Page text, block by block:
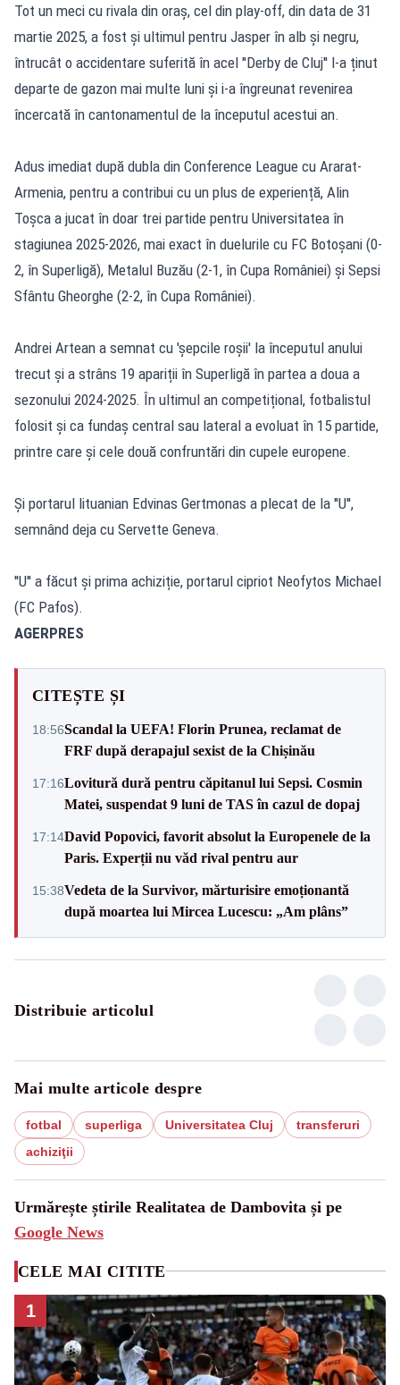
Tot un meci cu rivala din oraș, cel din play-off, din data de 31
martie 2025, a fost și ultimul pentru Jasper în alb și negru,
întrucât o accidentare suferită în acel ''Derby de Cluj'' l-a ținut
departe de gazon mai multe luni și i-a îngreunat revenirea
încercată în cantonamentul de la începutul acestui an.
Adus imediat după dubla din Conference League cu Ararat-
Armenia, pentru a contribui cu un plus de experiență, Alin
Toșca a jucat în doar trei partide pentru Universitatea în
stagiunea 2025-2026, mai exact în duelurile cu FC Botoșani (0-
2, în Superligă), Metalul Buzău (2-1, în Cupa României) și Sepsi
Sfântu Gheorghe (2-2, în Cupa României).
Andrei Artean a semnat cu 'șepcile roșii' la începutul anului
trecut și a strâns 19 apariții în Superligă în partea a doua a
sezonului 2024-2025. În ultimul an competițional, fotbalistul
folosit și ca fundaș central sau lateral a evoluat în 15 partide,
printre care și cele două confruntări din cupele europene.
Și portarul lituanian Edvinas Gertmonas a plecat de la ''U'',
semnând deja cu Servette Geneva.
''U'' a făcut și prima achiziție, portarul cipriot Neofytos Michael
(FC Pafos).
AGERPRES
CITEȘTE ȘI
18:56Scandal la UEFA! Florin Prunea, reclamat de
FRF după derapajul sexist de la Chișinău
17:16Lovitură dură pentru căpitanul lui Sepsi. Cosmin
Matei, suspendat 9 luni de TAS în cazul de dopaj
17:14David Popovici, favorit absolut la Europenele de la
Paris. Experții nu văd rival pentru aur
15:38Vedeta de la Survivor, mărturisire emoționantă
după moartea lui Mircea Lucescu: „Am plâns”
Distribuie articolul
Mai multe articole despre
fotbal superliga Universitatea Cluj
transferuri
achiziţii
Urmărește știrile Realitatea de Dambovita și pe
Google News
CELE MAI CITITE
1